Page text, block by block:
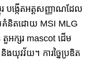
រ បង្កើតអត្តសញ្ញាណដែល
និតដោយ MSI MLG
អក្សរ mascot ដើម
ងយុវវ័យ។ ការច្នៃប្រឌិត